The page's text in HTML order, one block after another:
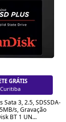
GRÁTIS
Curitiba
Sata 3, 2.5, SDSSDA-
s, Gravação
BT 1 UN...